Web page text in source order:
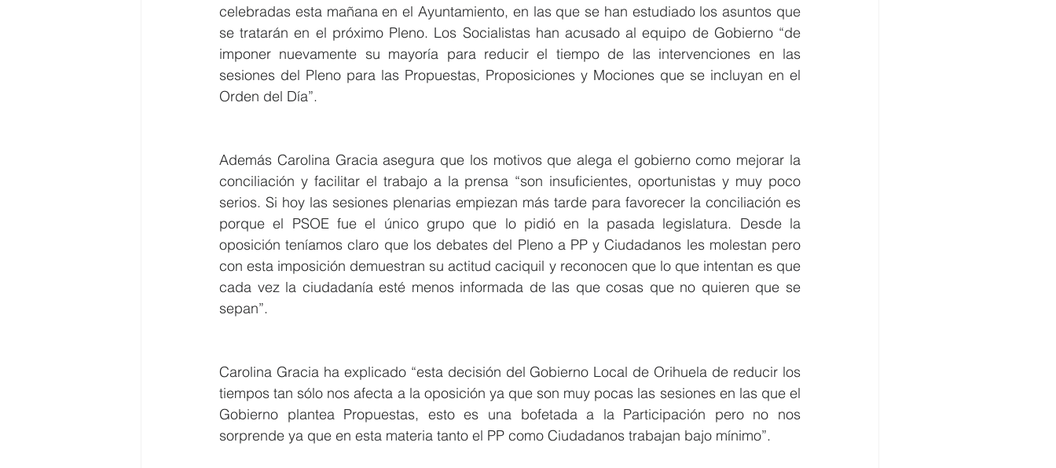
celebradas esta mañana en el Ayuntamiento, en las que se han estudiado los asuntos que
se tratarán en el próximo Pleno. Los Socialistas han acusado al equipo de Gobierno “de
imponer nuevamente su mayoría para reducir el tiempo de las intervenciones en las
sesiones del Pleno para las Propuestas, Proposiciones y Mociones que se incluyan en el
Orden del Día”.
Además Carolina Gracia asegura que los motivos que alega el gobierno como mejorar la
conciliación y facilitar el trabajo a la prensa “son insuficientes, oportunistas y muy poco
serios. Si hoy las sesiones plenarias empiezan más tarde para favorecer la conciliación es
porque el PSOE fue el único grupo que lo pidió en la pasada legislatura. Desde la
oposición teníamos claro que los debates del Pleno a PP y Ciudadanos les molestan pero
con esta imposición demuestran su actitud caciquil y reconocen que lo que intentan es que
cada vez la ciudadanía esté menos informada de las que cosas que no quieren que se
sepan”.
Carolina Gracia ha explicado “esta decisión del Gobierno Local de Orihuela de reducir los
tiempos tan sólo nos afecta a la oposición ya que son muy pocas las sesiones en las que el
Gobierno plantea Propuestas, esto es una bofetada a la Participación pero no nos
sorprende ya que en esta materia tanto el PP como Ciudadanos trabajan bajo mínimo”.